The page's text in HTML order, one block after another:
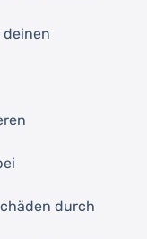
deinen
durch